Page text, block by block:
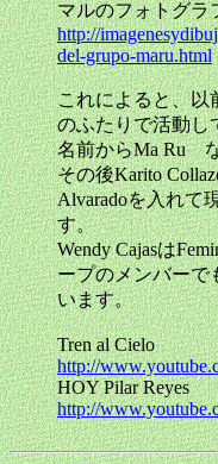
マルのフォトグラ
http://
del-grupo-maru.html
これによると、以
のふたりで活動し
名前からMa Ru
その後Karito
Alvaradoを入れて
す。
Wendy Cajasは
ープのメンバーで
います。
Tren al Cielo
http://
HOY Pilar Reyes
http://